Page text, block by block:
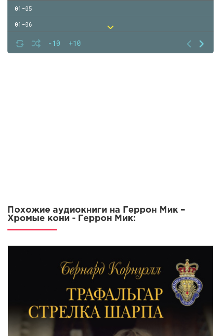
-10 +10
01-05
01-06
01-07
01-08
01-18
01-19
Похожие аудиокниги на Геррон Мик –
Хромые кони - Геррон Мик: